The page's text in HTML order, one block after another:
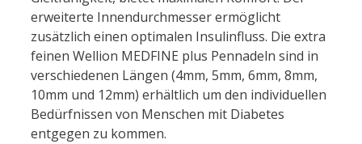
erweiterte Innendurchmesser ermöglicht
zusätzlich einen optimalen Insulinfluss. Die extra
feinen Wellion MEDFINE plus Pennadeln sind in
verschiedenen Längen (4mm, 5mm, 6mm, 8mm,
10mm und 12mm) erhältlich um den individuellen
Bedürfnissen von Menschen mit Diabetes
entgegen zu kommen.